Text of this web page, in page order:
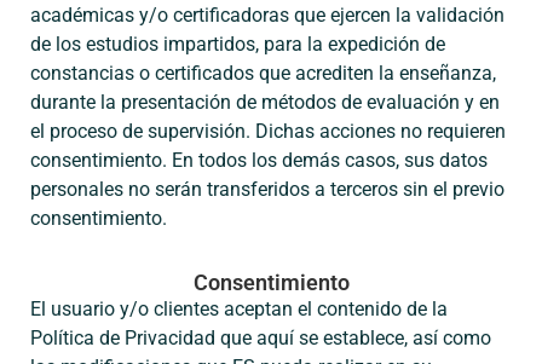
académicas y/o certificadoras que ejercen la validación
de los estudios impartidos, para la expedición de
constancias o certificados que acrediten la enseñanza,
durante la presentación de métodos de evaluación y en
el proceso de supervisión. Dichas acciones no requieren
consentimiento. En todos los demás casos, sus datos
personales no serán transferidos a terceros sin el previo
consentimiento.
Consentimiento
El usuario y/o clientes aceptan el contenido de la
Política de Privacidad que aquí se establece, así como